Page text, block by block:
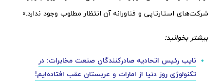
شرکت‌های استارتاپی و فناورانه آن انتظار مطلوب وجود ندارد.»
بیشتر بخوانید:
نایب رئیس اتحادیه صادرکنندگان صنعت مخابرات: در
تکنولوژی روز دنیا از امارات و عربستان عقب افتاده‌ایم!